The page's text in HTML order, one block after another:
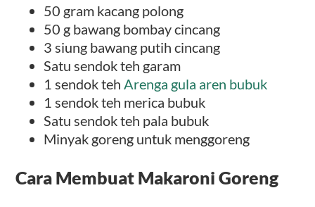
50 gram kacang polong
50 g bawang bombay cincang
3 siung bawang putih cincang
Satu sendok teh garam
1 sendok teh Arenga gula aren bubuk
1 sendok teh merica bubuk
Satu sendok teh pala bubuk
Minyak goreng untuk menggoreng
Cara Membuat Makaroni Goreng